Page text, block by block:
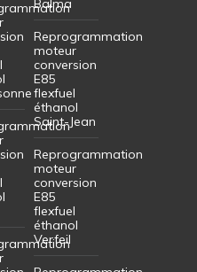
Balma
Reprogrammation
moteur
conversion
E85
flexfuel
éthanol
Saint-Jean
Reprogrammation
moteur
conversion
E85
flexfuel
éthanol
Verfeil